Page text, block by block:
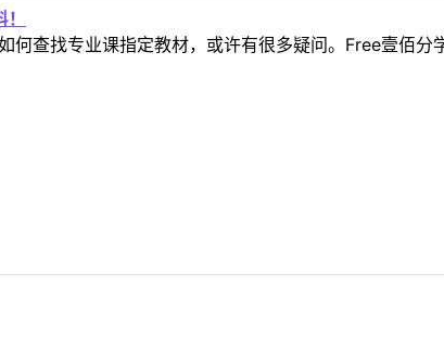
何查找专业课指定教材，或许有很多疑问。Free壹佰